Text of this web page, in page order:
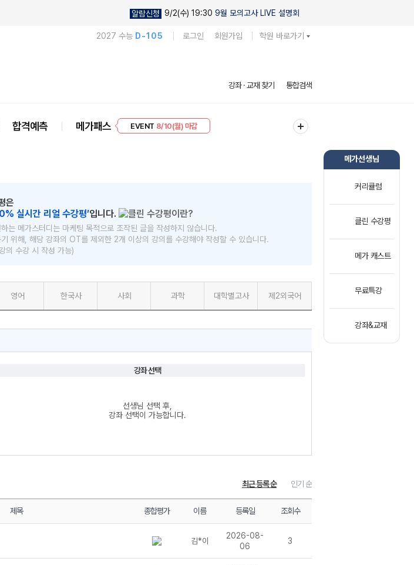
알람신청 9/2(수) 19:30 9월 모의고사 LIVE 설명회
2027 수능 D-105 로그인 회원가입 학원 바로가기
강좌 · 교재 찾기 통합검색
합격예측 메가패스
프리미엄 30 8/10(월) 마감
은
실시간 리얼 수강평’입니다.
는 메가스터디는 마케팅 목적으로 조작된 글을 작성하지 않습니다.
위해, 해당 강좌의 OT를 제외한 2개 이상의 강의를 수강해야 작성할 수 있습니다.
의 수강 시 작성 가능)
영어 한국사 사회 과학 대학별고사 제2외국어
강좌 선택
선생님 선택 후,
강좌 선택이 가능합니다.
최근 등록 순 인기 순
제목 종합평가 이름 등록일 조회수
김*이
2026-08-
06
3
메가선생님
커리큘럼
클린 수강평
메가 캐스트
무료특강
강좌&교재